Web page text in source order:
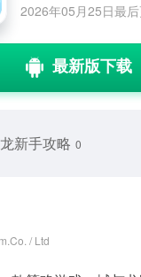
2026年05月25日最
新手攻略 0
/ Ltd